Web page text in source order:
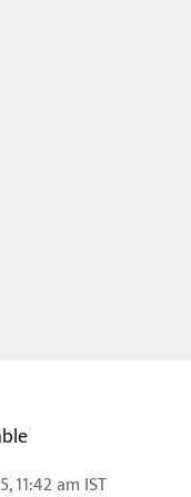
11:42 am IST